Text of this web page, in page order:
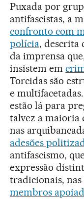
Puxada por
antifascistas, a
confronto com
polícia, descrita
da imprensa
insistem em
Torcidas são
e
estão lá para
talvez a maioria
nas
adesões
antifascismo,
expressão
tradicionais,
membros